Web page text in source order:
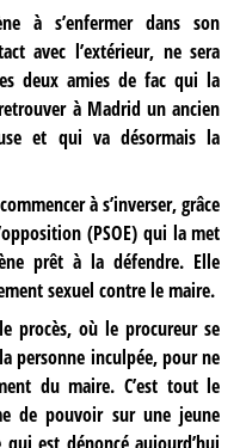
à s’enfermer dans son
avec l’extérieur, ne sera
deux amies de fac qui la
à Madrid un ancien
et qui va désormais la
à s’inverser, grâce
(PSOE) qui la met
prêt à la défendre. Elle
sexuel contre le maire.
procès, où le procureur se
personne inculpée, pour ne
du maire. C’est tout le
de pouvoir sur une jeune